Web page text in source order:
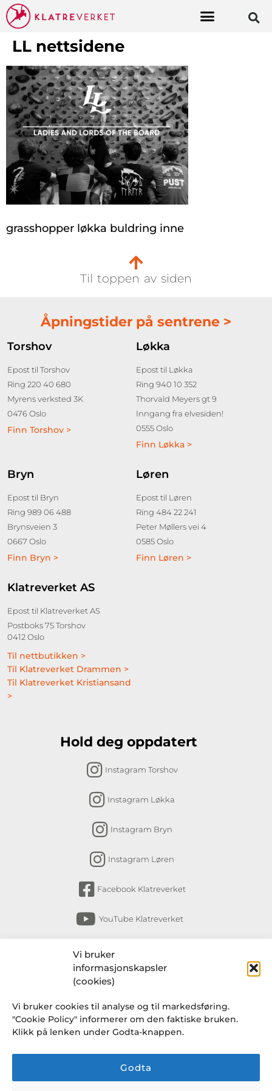
Vi bruker
informasjonskapsler
(cookies)
Vi bruker cookies til analyse og til markedsføring.
"Cookie Policy" informerer om den faktiske bruken.
Klikk på lenken under Godta-knappen.
Godta
LL nettsidene
grasshopper løkka buldring inne
Til toppen av siden
Åpningstider på sentrene >
Torshov
Epost til Torshov
Ring 220 40 680
Myrens verksted 3K
0476 Oslo
Finn Torshov >
Løkka
Epost til Løkka
Ring 940 10 352
Thorvald Meyers gt 9
Inngang fra elvesiden!
0555 Oslo
Finn Løkka >
Bryn
Epost til Bryn
Ring 989 06 488
Brynsveien 3
0667 Oslo
Finn Bryn >
Løren
Epost til Løren
Ring 484 22 241
Peter Møllers vei 4
0585 Oslo
Finn Løren >
Klatreverket AS
Epost til Klatreverket AS
Postboks 75 Torshov
0412 Oslo
Til nettbutikken >
Til Klatreverket Drammen >
Til Klatreverket Kristiansand
>
Hold deg oppdatert
Instagram Torshov
Instagram Løkka
Instagram Bryn
Instagram Løren
Facebook Klatreverket
YouTube Klatreverket
Abonner på nyhetsbrev
Få nyheter fra Klatreverket Torshov, Bryn,
endringer i rutiner og en gang i blant et
knakende godt tilbud fra Klatresjappa.